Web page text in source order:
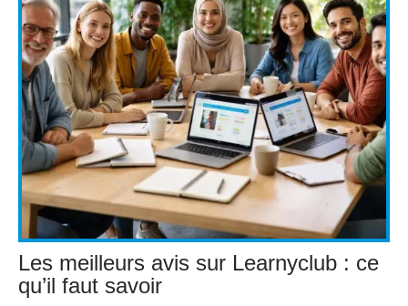
Les meilleurs avis sur Learnyclub : ce
qu’il faut savoir